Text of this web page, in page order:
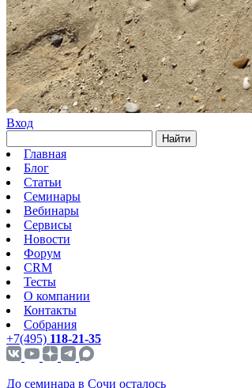
Вход
Найти
Главная
Блог
Статьи
Семинары
Вебинары
Сервисы
Новости
Форум
CRM
Тесты
О компании
Контакты
Собрания
+7(495) 118-21-35
До семинара в Сочи осталось